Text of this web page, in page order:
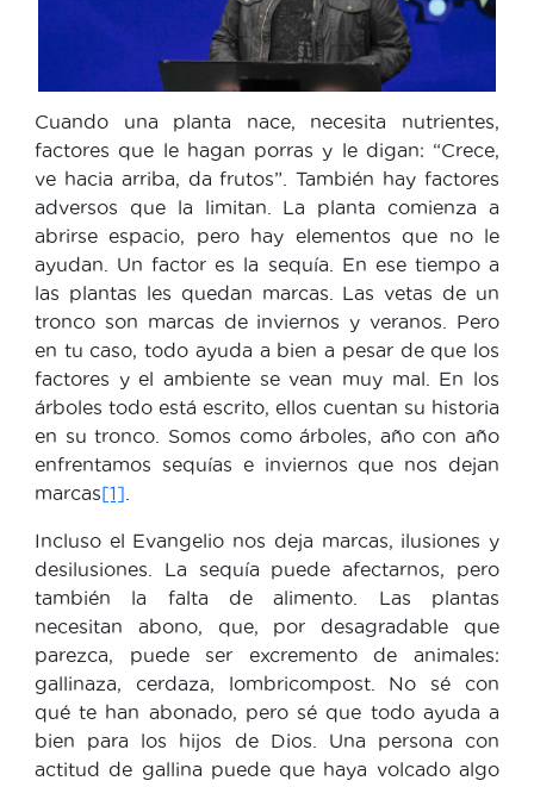
Cuando una planta nace, necesita nutrientes,
factores que le hagan porras y le digan: “Crece,
ve hacia arriba, da frutos”. También hay factores
adversos que la limitan. La planta comienza a
abrirse espacio, pero hay elementos que no le
ayudan. Un factor es la sequía. En ese tiempo a
las plantas les quedan marcas. Las vetas de un
tronco son marcas de inviernos y veranos. Pero
en tu caso, todo ayuda a bien a pesar de que los
factores y el ambiente se vean muy mal. En los
árboles todo está escrito, ellos cuentan su historia
en su tronco. Somos como árboles, año con año
enfrentamos sequías e inviernos que nos dejan
marcas[1]
Incluso el Evangelio nos deja marcas, ilusiones y
desilusiones. La sequía puede afectarnos, pero
también la falta de alimento. Las plantas
necesitan abono, que, por desagradable que
parezca, puede ser excremento de animales:
gallinaza, cerdaza, lombricompost. No sé con
qué te han abonado, pero sé que todo ayuda a
bien para los hijos de Dios. Una persona con
actitud de gallina puede que haya volcado algo